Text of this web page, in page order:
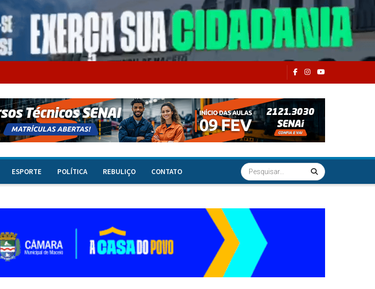
ESPORTE POLÍTICA REBULIÇO CONTATO